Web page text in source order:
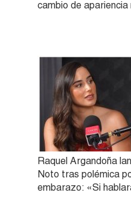
cambio de
Raquel Argandoña
Noto tras polémica
embarazo: «Si